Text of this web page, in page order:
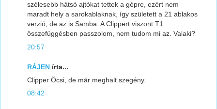
szélesebb hátsó ajtókat tettek a gépre, ezért nem
maradt hely a sarokablaknak, így született a 21 ablakos
verzió, de az is Samba. A Clippert viszont T1
összefüggésben passzolom, nem tudom mi az. Valaki?
20:57
RÁJEN írta...
Clipper Öcsi, de már meghalt szegény.
08:42